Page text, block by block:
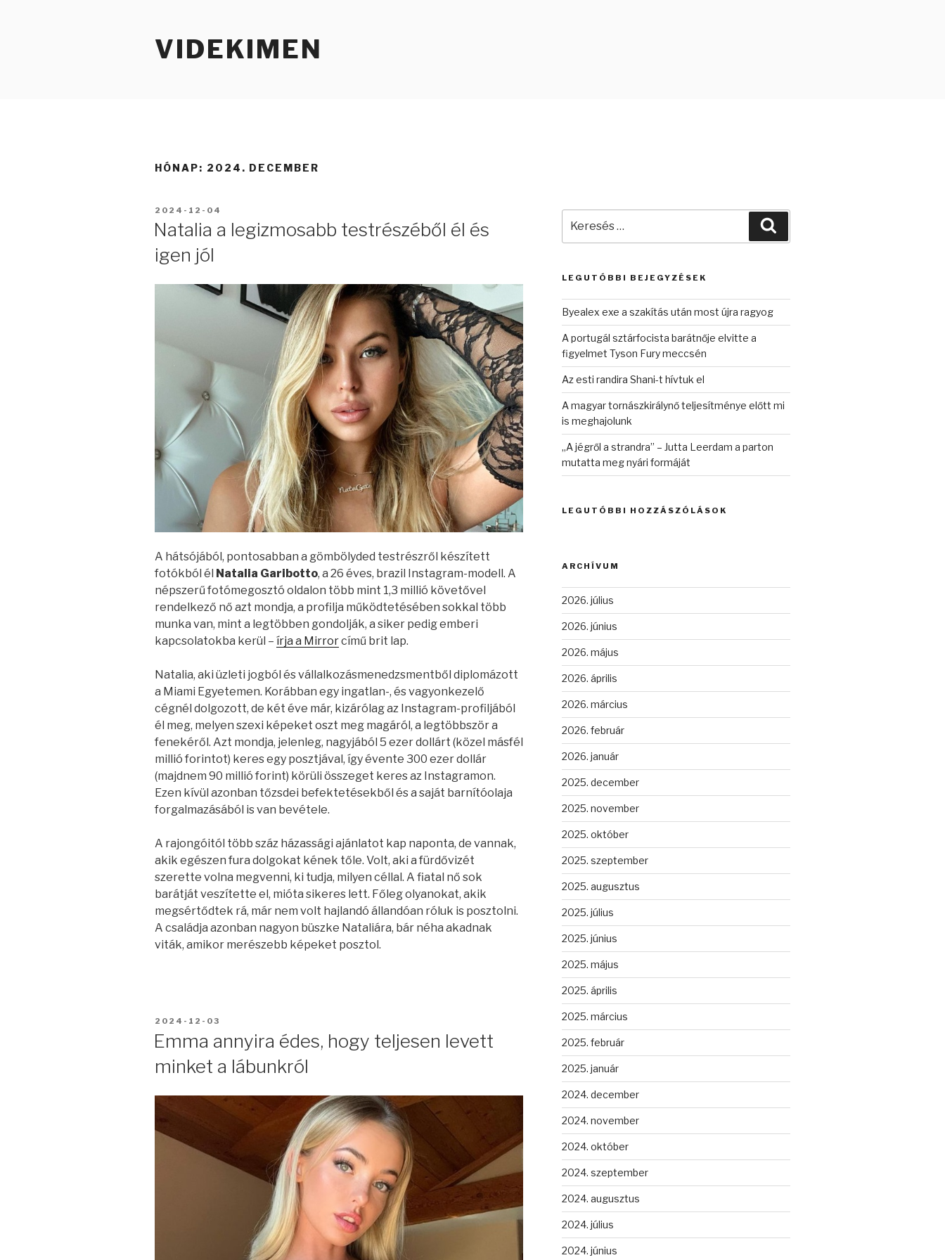
VIDEKIMEN
HÓNAP: 2024. DECEMBER
BEKÜLDVE:
2024-12-04
Natalia a legizmosabb testrészéből él és
igen jól
A hátsójából, pontosabban a gömbölyded testrészről készített
fotókból él Natalia Garibotto, a 26 éves, brazil Instagram-modell. A
népszerű fotómegosztó oldalon több mint 1,3 millió követővel
rendelkező nő azt mondja, a profilja működtetésében sokkal több
munka van, mint a legtöbben gondolják, a siker pedig emberi
kapcsolatokba kerül – írja a Mirrorcímű brit lap.
Natalia, aki üzleti jogból és vállalkozásmenedzsmentből diplomázott
a Miami Egyetemen. Korábban egy ingatlan-, és vagyonkezelő
cégnél dolgozott, de két éve már, kizárólag az Instagram-profiljából
él meg, melyen szexi képeket oszt meg magáról, a legtöbbször a
fenekéről. Azt mondja, jelenleg, nagyjából 5 ezer dollárt (közel másfél
millió forintot) keres egy posztjával, így évente 300 ezer dollár
(majdnem 90 millió forint) körüli összeget keres az Instagramon.
Ezen kívül azonban tőzsdei befektetésekből és a saját barnítóolaja
forgalmazásából is van bevétele.
A rajongóitól több száz házassági ajánlatot kap naponta, de vannak,
akik egészen fura dolgokat kének tőle. Volt, aki a fürdővizét
szerette volna megvenni, ki tudja, milyen céllal. A fiatal nő sok
barátját veszítette el, mióta sikeres lett. Főleg olyanokat, akik
megsértődtek rá, már nem volt hajlandó állandóan róluk is posztolni.
A családja azonban nagyon büszke Nataliára, bár néha akadnak
viták, amikor merészebb képeket posztol.
BEKÜLDVE:
2024-12-03
Emma annyira édes, hogy teljesen levett
minket a lábunkról
következő
LEGUTÓBBI BEJEGYZÉSEK
Byealex exe a szakítás után most újra ragyog
A portugál sztárfocista barátnője elvitte a
figyelmet Tyson Fury meccsén
Az esti randira Shani-t hívtuk el
A magyar tornászkirálynő teljesítménye előtt mi
is meghajolunk
„A jégről a strandra” – Jutta Leerdam a parton
mutatta meg nyári formáját
LEGUTÓBBI HOZZÁSZÓLÁSOK
ARCHÍVUM
2026. július
2026. június
2026. május
2026. április
2026. március
2026. február
2026. január
2025. december
2025. november
2025. október
2025. szeptember
2025. augusztus
2025. július
2025. június
2025. május
2025. április
2025. március
2025. február
2025. január
2024. december
2024. november
2024. október
2024. szeptember
2024. augusztus
2024. július
2024. június